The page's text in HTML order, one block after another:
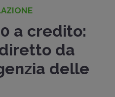
a credito:
da
delle